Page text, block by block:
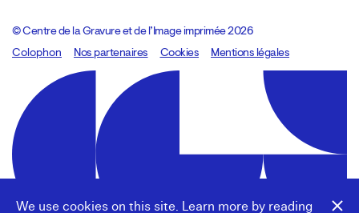
We use cookies on this site. Learn more by reading
© Centre de la Gravure et de l’Image imprimée 2026
Colophon
Design:Marcel Kaczmarek, code:8080.studio
Nos partenaires Cookies Mentions légales